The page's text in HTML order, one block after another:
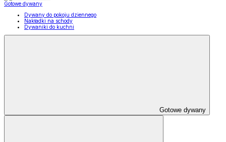
Gotowe dywany
Dywany do pokoju dziennego
Nakładki na schody
Dywaniki do kuchni
Gotowe dywany